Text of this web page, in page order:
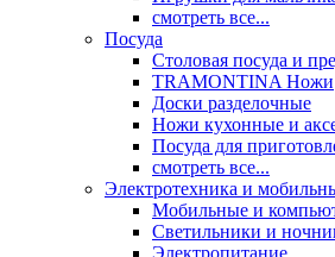
смотреть все...
Посуда
Столовая посуда и
TRAMONTINA Ножи
Доски разделочные
Ножи кухонные и
Посуда для
смотреть все...
Электротехника и
Мобильные и
Светильники и
Электропитание